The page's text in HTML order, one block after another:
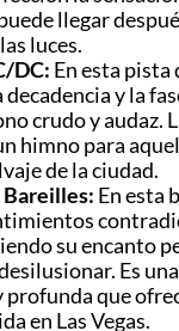
llegar
luces.
DC: En esta pista
y la
crudo y audaz.
himno para
de la ciudad.
Bareilles: En esta
su encanto
Es
profunda que
en Las Vegas.